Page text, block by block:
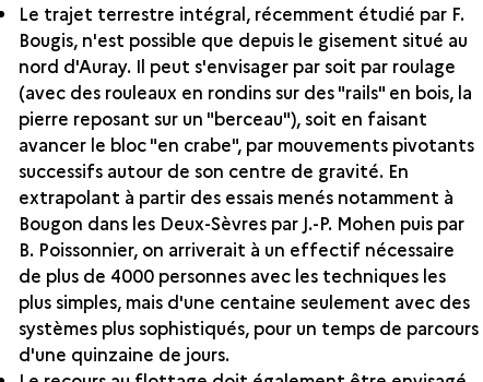
Le trajet terrestre intégral, récemment étudié par F.
Bougis, n'est possible que depuis le gisement situé au
nord d'Auray. Il peut s'envisager par soit par roulage
(avec des rouleaux en rondins sur des "rails" en bois, la
pierre reposant sur un "berceau"), soit en faisant
avancer le bloc "en crabe", par mouvements pivotants
successifs autour de son centre de gravité. En
extrapolant à partir des essais menés notamment à
Bougon dans les Deux-Sèvres par J.-P. Mohen puis par
B. Poissonnier, on arriverait à un effectif nécessaire
de plus de 4000 personnes avec les techniques les
plus simples, mais d'une centaine seulement avec des
systèmes plus sophistiqués, pour un temps de parcours
d'une quinzaine de jours.